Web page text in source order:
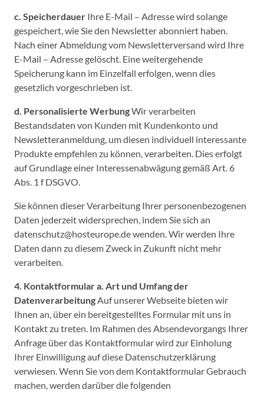
c. Speicherdauer Ihre E-Mail – Adresse wird solange
gespeichert, wie Sie den Newsletter abonniert haben.
Nach einer Abmeldung vom Newsletterversand wird Ihre
E-Mail – Adresse gelöscht. Eine weitergehende
Speicherung kann im Einzelfall erfolgen, wenn dies
gesetzlich vorgeschrieben ist.
d. Personalisierte WerbungWir verarbeiten
Bestandsdaten von Kunden mit Kundenkonto und
Newsletteranmeldung, um diesen individuell interessante
Produkte empfehlen zu können, verarbeiten. Dies erfolgt
auf Grundlage einer Interessenabwägung gemäß Art. 6
Abs. 1 f DSGVO.
Sie können dieser Verarbeitung Ihrer personenbezogenen
Daten jederzeit widersprechen, indem Sie sich an
datenschutz@hosteurope.de wenden. Wir werden Ihre
Daten dann zu diesem Zweck in Zukunft nicht mehr
verarbeiten.
4. Kontaktformulara. Art und Umfang der
DatenverarbeitungAuf unserer Webseite bieten wir
Ihnen an, über ein bereitgestelltes Formular mit uns in
Kontakt zu treten. Im Rahmen des Absendevorgangs Ihrer
Anfrage über das Kontaktformular wird zur Einholung
Ihrer Einwilligung auf diese Datenschutzerklärung
verwiesen. Wenn Sie von dem Kontaktformular Gebrauch
machen, werden darüber die folgenden